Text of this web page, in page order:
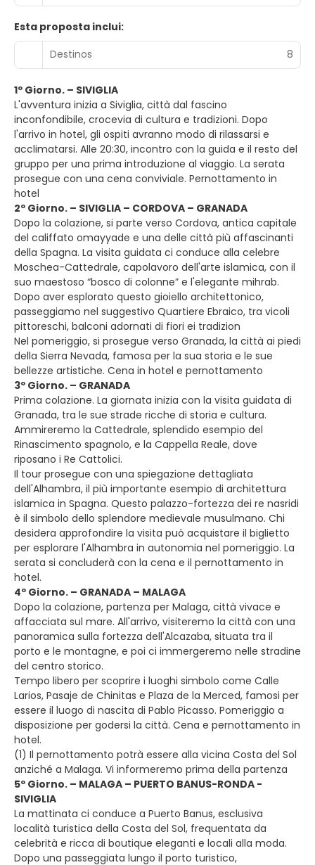
Esta proposta inclui:
Destinos
8
1º Giorno. – SIVIGLIA
L'avventura inizia a Siviglia, città dal fascino
inconfondibile, crocevia di cultura e tradizioni. Dopo
l'arrivo in hotel, gli ospiti avranno modo di rilassarsi e
acclimatarsi. Alle 20:30, incontro con la guida e il resto del
gruppo per una prima introduzione al viaggio. La serata
prosegue con una cena conviviale. Pernottamento in
hotel
2º Giorno. – SIVIGLIA – CORDOVA – GRANADA
Dopo la colazione, si parte verso Cordova, antica capitale
del califfato omayyade e una delle città più affascinanti
della Spagna. La visita guidata ci conduce alla celebre
Moschea-Cattedrale, capolavoro dell'arte islamica, con il
suo maestoso “bosco di colonne” e l'elegante mihrab.
Dopo aver esplorato questo gioiello architettonico,
passeggiamo nel suggestivo Quartiere Ebraico, tra vicoli
pittoreschi, balconi adornati di fiori ei tradizion
Nel pomeriggio, si prosegue verso Granada, la città ai piedi
della Sierra Nevada, famosa per la sua storia e le sue
bellezze artistiche. Cena in hotel e pernottamento
3º Giorno. – GRANADA
Prima colazione. La giornata inizia con la visita guidata di
Granada, tra le sue strade ricche di storia e cultura.
Ammireremo la Cattedrale, splendido esempio del
Rinascimento spagnolo, e la Cappella Reale, dove
riposano i Re Cattolici.
Il tour prosegue con una spiegazione dettagliata
dell'Alhambra, il più importante esempio di architettura
islamica in Spagna. Questo palazzo-fortezza dei re nasridi
è il simbolo dello splendore medievale musulmano. Chi
desidera approfondire la visita può acquistare il biglietto
per esplorare l'Alhambra in autonomia nel pomeriggio. La
serata si concluderà con la cena e il pernottamento in
hotel.
4º Giorno. – GRANADA – MALAGA
Dopo la colazione, partenza per Malaga, città vivace e
affacciata sul mare. All'arrivo, visiteremo la città con una
panoramica sulla fortezza dell'Alcazaba, situata tra il
porto e le montagne, e poi ci immergeremo nelle stradine
del centro storico.
Tempo libero per scoprire i luoghi simbolo come Calle
Larios, Pasaje de Chinitas e Plaza de la Merced, famosi per
essere il luogo di nascita di Pablo Picasso. Pomeriggio a
disposizione per godersi la città. Cena e pernottamento in
hotel.
(1) Il pernottamento potrà essere alla vicina Costa del Sol
anziché a Malaga. Vi informeremo prima della partenza
5º Giorno. – MALAGA – PUERTO BANUS-RONDA -
SIVIGLIA
La mattinata ci conduce a Puerto Banus, esclusiva
località turistica della Costa del Sol, frequentata da
celebrità e ricca di boutique eleganti e locali alla moda.
Dopo una passeggiata lungo il porto turistico,